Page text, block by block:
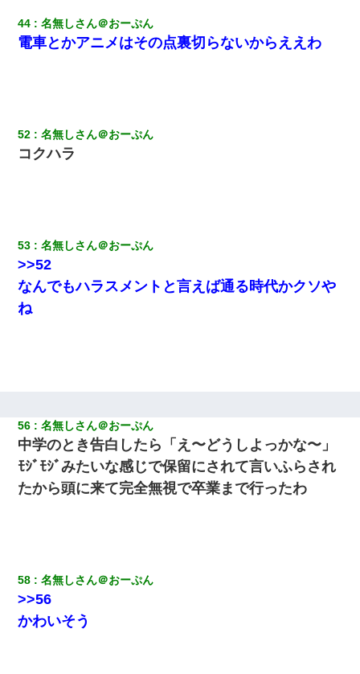
44 名無しさん＠おーぷん
電車とかアニメはその点裏切らないからええわ
52 名無しさん＠おーぷん
コクハラ
53 名無しさん＠おーぷん
>>52
なんでもハラスメントと言えば通る時代かクソや
ね
56 名無しさん＠おーぷん
中学のとき告白したら「え〜どうしよっかな〜」
ﾓｼﾞﾓｼﾞみたいな感じで保留にされて言いふらされ
たから頭に来て完全無視で卒業まで行ったわ
58 名無しさん＠おーぷん
>>56
かわいそう